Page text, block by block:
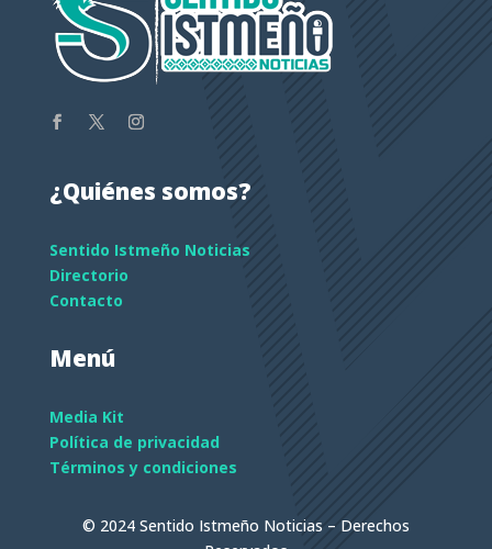
¿Quiénes somos?
Sentido Istmeño Noticias
Directorio
Contacto
Menú
Media Kit
Política de privacidad
Términos y condiciones
© 2024 Sentido Istmeño Noticias – Derechos